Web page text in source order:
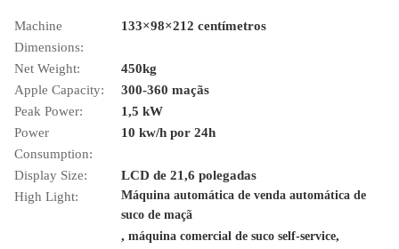
Machine
Dimensions:
133×98×212 centímetros
Net Weight:
450kg
Apple Capacity:
300-360 maçãs
Peak Power:
1,5 kW
Power
Consumption:
10 kw/h por 24h
Display Size:
LCD de 21,6 polegadas
High Light:
Máquina automática de venda automática de
suco de maçã
, máquina comercial de suco self-service,